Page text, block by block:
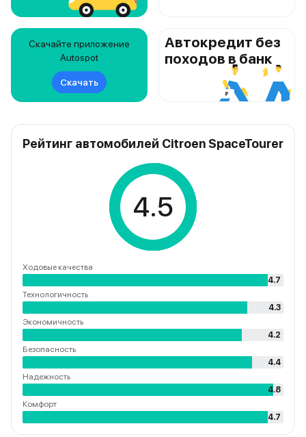
Скачайте приложение
Autospot
Скачать
Автокредит без
походов в банк
Рейтинг автомобилей Citroen SpaceTourer
4.5
Ходовые качества
4.7
Технологичность
4.3
Экономичность
4.2
Безопасность
4.4
Надежность
4.8
Комфорт
4.7